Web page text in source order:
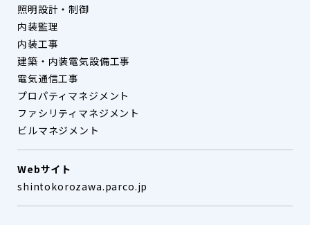
照明設計・制御
内装監理
内装工事
建築・内装電気設備工事
電気通信工事
プロパティマネジメント
ファシリティマネジメント
ビルマネジメント
Webサイト
shintokorozawa.parco.jp